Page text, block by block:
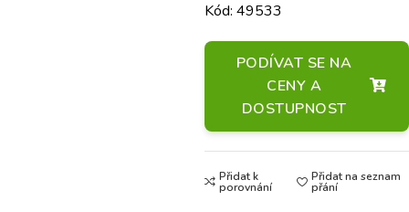
Kód: 49533
PODÍVAT SE NA
CENY A
DOSTUPNOST
Přidat k
porovnání
Přidat na seznam
přání